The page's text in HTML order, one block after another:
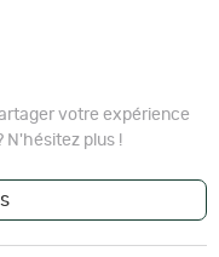
votre expérience
N'hésitez plus !